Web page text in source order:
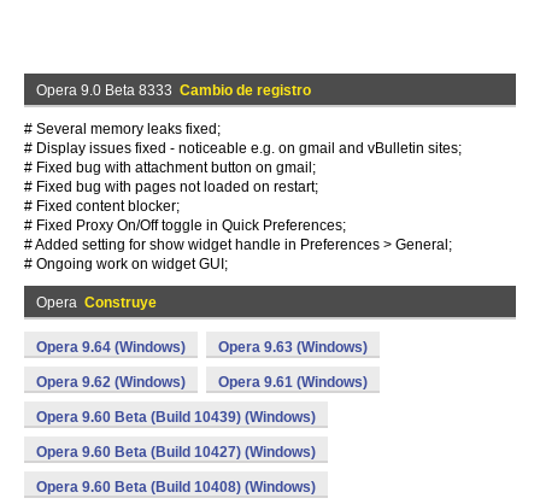
Opera 9.0 Beta 8333 Cambio de registro
# Several memory leaks fixed;
# Display issues fixed - noticeable e.g. on gmail and vBulletin sites;
# Fixed bug with attachment button on gmail;
# Fixed bug with pages not loaded on restart;
# Fixed content blocker;
# Fixed Proxy On/Off toggle in Quick Preferences;
# Added setting for show widget handle in Preferences > General;
# Ongoing work on widget GUI;
Opera Construye
Opera 9.64 (Windows) Opera 9.63 (Windows)
Opera 9.62 (Windows) Opera 9.61 (Windows)
Opera 9.60 Beta (Build 10439) (Windows)
Opera 9.60 Beta (Build 10427) (Windows)
Opera 9.60 Beta (Build 10408) (Windows)